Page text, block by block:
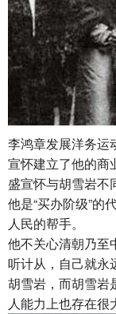
李鸿章发展洋务运
宣怀建立了他的商
盛宣怀与胡雪岩不
他是“买办阶级”的
人民的帮手。
他不关心清朝乃至
听计从，自己就永
胡雪岩，而胡雪岩
人能力上也存在很